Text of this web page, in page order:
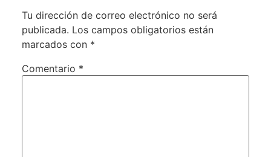
Tu dirección de correo electrónico no será
publicada. Los campos obligatorios están
marcados con *
Comentario *